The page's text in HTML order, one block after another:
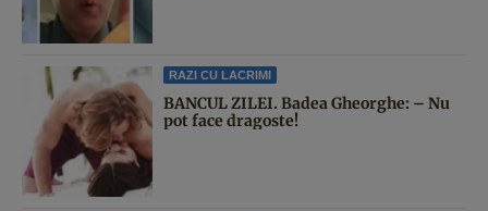
RAZI CU LACRIMI
BANCUL ZILEI. Badea Gheorghe: – Nu
pot face dragoste!